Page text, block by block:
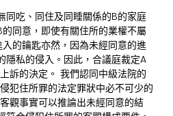
同吃、同住及同睡關係的B的家庭
同意，即使有關住所的業權不屬
的鑰匙亦然，因為未經同意的進
隱私的侵入。因此，合議庭裁定A
訴的決定。 我們認同中級法院的
犯住所罪的法定罪狀中必不可少的
觀事實可以推論出未經同意的結